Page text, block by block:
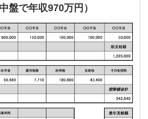
盤で年収970万円）